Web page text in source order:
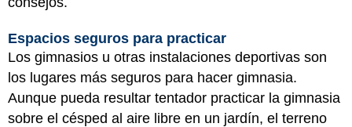
Espacios seguros para practicar
Los gimnasios u otras instalaciones deportivas son
los lugares más seguros para hacer gimnasia.
Aunque pueda resultar tentador practicar la gimnasia
sobre el césped al aire libre en un jardín, el terreno